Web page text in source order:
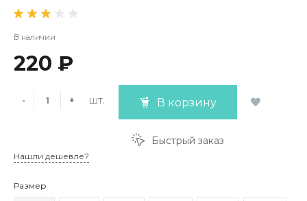
В наличии
220 ₽
- + шт. В корзину
Быстрый заказ
Нашли дешевле?
Размер